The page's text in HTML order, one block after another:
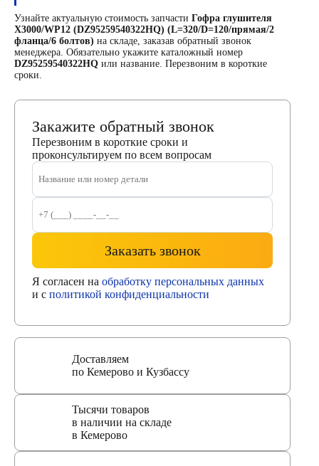
Узнайте актуальную стоимость запчасти Гофра глушителя
X3000/WP12 (DZ95259540322HQ) (L=320/D=120/прямая/2
фланца/6 болтов) на складе, заказав обратный звонок
менеджера. Обязательно укажите каталожный номер
DZ95259540322HQ или название. Перезвоним в короткие
сроки.
Закажите обратный звонок
Перезвоним в короткие сроки и
проконсультируем по всем вопросам
Заказать звонок
Я согласен на обработку персональных данных
и с политикой конфиденциальности
Доставляем
по Кемерово и Кузбассу
Тысячи товаров
в наличии на складе
в Кемерово